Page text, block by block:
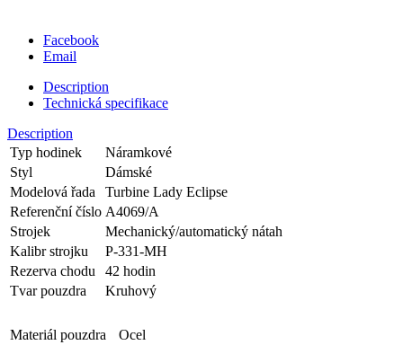
Facebook
Email
Description
Technická specifikace
Description
Typ hodinek
Náramkové
Styl
Dámské
Modelová řada
Turbine Lady Eclipse
Referenční číslo A4069/A
Strojek
Mechanický/automatický nátah
Kalibr strojku
P-331-MH
Rezerva chodu
42 hodin
Tvar pouzdra
Kruhový
Materiál pouzdra
Ocel